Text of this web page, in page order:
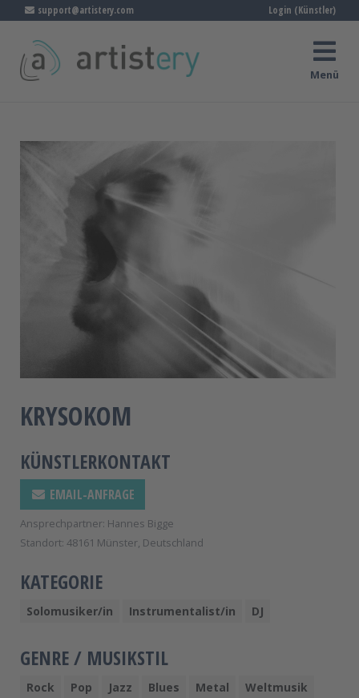
support@artistery.com Login (Künstler)
Menü
KRYSOKOM
KÜNSTLERKONTAKT
EMAIL-ANFRAGE
Ansprechpartner: Hannes Bigge
Standort: 48161 Münster, Deutschland
KATEGORIE
Solomusiker/in Instrumentalist/in DJ
GENRE / MUSIKSTIL
Rock Pop Jazz Blues Metal
Weltmusik